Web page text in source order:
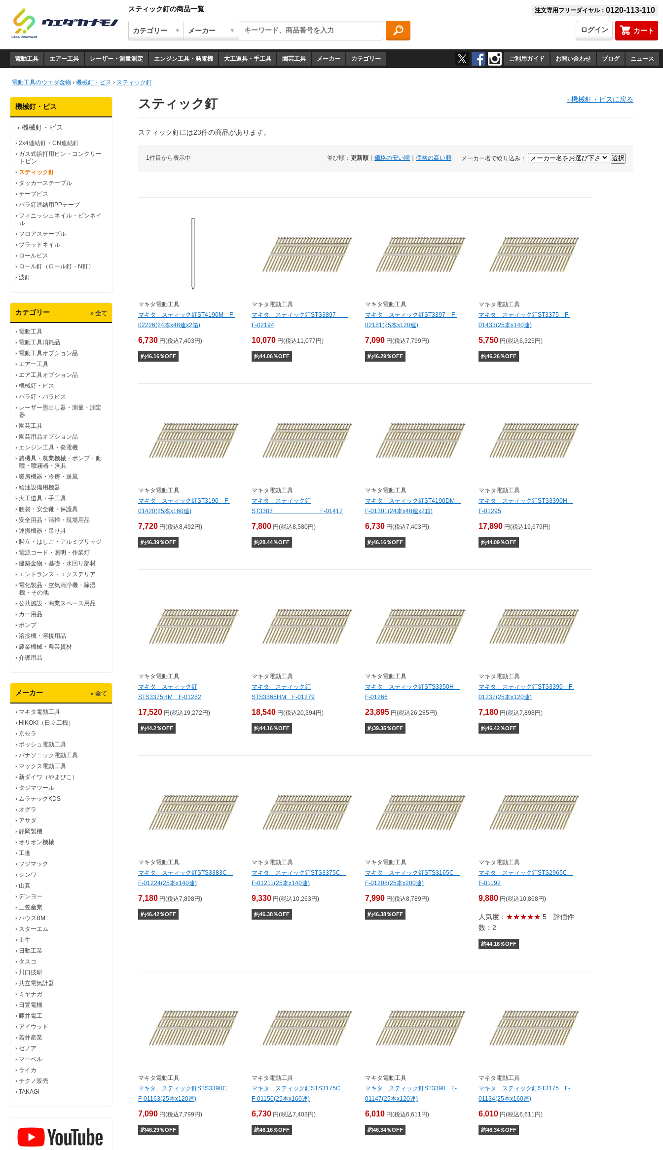
スティック釘の商品一覧 注文専用フリーダイヤル： 0120-113-110
カート
ログイン
電動工具 エアー工具 レーザー・測量測定 エンジン工具・発電機 大工道具・手工具 園芸工具 メーカー カテゴリー ご利用ガイド お問い合わせ ブログ ニュース
電動工具のウエダ金物 › 機械釘・ビス › スティック釘
機械釘・ビス
› 機械釘・ビス
› 2x4連結釘・CN連結釘
› ガス式鋲打用ピン・コンクリー
トピン
› スティック釘
› タッカーステープル
› テープビス
› バラ釘連結用PPテープ
› フィニッシュネイル・ピンネイ
ル
› フロアステープル
› ブラッドネイル
› ロールビス
› ロール釘（ロール釘・N釘）
› 波釘
カテゴリー » 全て
› 電動工具
› 電動工具消耗品
› 電動工具オプション品
› エアー工具
› エア工具オプション品
› 機械釘・ビス
› バラ釘・バラビス
› レーザー墨出し器・測量・測定
器
› 園芸工具
› 園芸用品オプション品
› エンジン工具・発電機
› 農機具・農業機械・ポンプ・動
噴・噴霧器・漁具
› 暖房機器・冷房・送風
› 給油設備用機器
› 大工道具・手工具
› 腰袋・安全靴・保護具
› 安全用品・清掃・現場用品
› 運搬機器・吊り具
› 脚立・はしご・アルミブリッジ
› 電源コード・照明・作業灯
› 建築金物・基礎・水回り部材
› エントランス・エクステリア
› 電化製品・空気清浄機・除湿
機・その他
› 公共施設・商業スペース用品
› カー用品
› ポンプ
› 溶接機・溶接用品
› 農業機械・農業資材
› 介護用品
メーカー » 全て
› マキタ電動工具
› HiKOKI（日立工機）
› 京セラ
› ボッシュ電動工具
› パナソニック電動工具
› マックス電動工具
› 新ダイワ（やまびこ）
› タジマツール
› ムラテックKDS
› オグラ
› アサダ
› 静岡製機
› オリオン機械
› 工進
› フジマック
› シンワ
› 山真
› デンヨー
› 三笠産業
› ハウスBM
› スターエム
› 土牛
› 日動工業
› タスコ
› 川口技研
› 共立電気計器
› ミヤナガ
› 日置電機
› 藤井電工
› アイウッド
› 若井産業
› ゼノア
› マーベル
› ライカ
› テクノ販売
› TAKAGI
スティック釘 › 機械釘・ビスに戻る
スティック釘には23件の商品があります。
1件目から表示中 メーカー名で絞り込み：
並び順： 更新順 価格の安い順 価格の高い順
マキタ電動工具
マキタ スティック釘ST4190M F-
02226(24本x48連x2箱)
6,730 円(税込7,403円)
約46.16％OFF
マキタ電動工具
マキタ スティック釘STS3897
F-02194
10,070 円(税込11,077円)
約44.06％OFF
マキタ電動工具
マキタ スティック釘ST3397 F-
02181(25本x120連)
7,090 円(税込7,799円)
約46.29％OFF
マキタ電動工具
マキタ スティック釘ST3375 F-
01433(25本x140連)
5,750 円(税込6,325円)
約46.26％OFF
マキタ電動工具
マキタ スティック釘ST3190 F-
01420(25本x160連)
7,720 円(税込8,492円)
約46.39％OFF
マキタ電動工具
マキタ スティック釘
ST3383 F-01417
7,800 円(税込8,580円)
約28.44％OFF
マキタ電動工具
マキタ スティック釘ST4190DM
F-01301(24本x48連x2箱)
6,730 円(税込7,403円)
約46.16％OFF
マキタ電動工具
マキタ スティック釘STS3390H
F-01295
17,890 円(税込19,679円)
約44.09％OFF
マキタ電動工具
マキタ スティック釘
STS3375HM F-01282
17,520 円(税込19,272円)
約44.2％OFF
マキタ電動工具
マキタ スティック釘
STS3365HM F-01279
18,540 円(税込20,394円)
約44.16％OFF
マキタ電動工具
マキタ スティック釘STS3350H
F-01266
23,895 円(税込26,285円)
約39.35％OFF
マキタ電動工具
マキタ スティック釘STS3390 F-
01237(25本x120連)
7,180 円(税込7,898円)
約46.42％OFF
マキタ電動工具
マキタ スティック釘STS3383C
F-01224(25本x140連)
7,180 円(税込7,898円)
約46.42％OFF
マキタ電動工具
マキタ スティック釘STS3375C
F-01211(25本x140連)
9,330 円(税込10,263円)
約46.38％OFF
マキタ電動工具
マキタ スティック釘STS3165C
F-01208(25本x200連)
7,990 円(税込8,789円)
約46.38％OFF
マキタ電動工具
マキタ スティック釘STS2965C
F-01192
9,880 円(税込10,868円)
人気度： ★★★★★ 5 評価件
数：2
約44.18％OFF
マキタ電動工具
マキタ スティック釘STS3390C
F-01163(25本x120連)
7,090 円(税込7,799円)
約46.29％OFF
マキタ電動工具
マキタ スティック釘STS3175C
F-01150(25本x160連)
6,730 円(税込7,403円)
約46.16％OFF
マキタ電動工具
マキタ スティック釘ST3390 F-
01147(25本x120連)
6,010 円(税込6,611円)
約46.34％OFF
マキタ電動工具
マキタ スティック釘ST3175 F-
01134(25本x160連)
6,010 円(税込6,611円)
約46.34％OFF